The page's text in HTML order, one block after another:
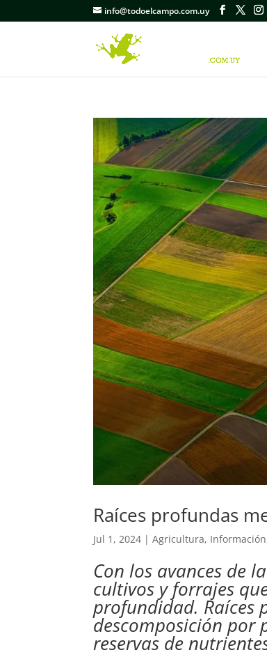
info@todoelcampo.com.uy
Raíces profundas
Jul 1, 2024 |Agricultura, Información
Con los avances de
cultivos y forrajes
profundidad. Raíces
descomposición por
reservas de